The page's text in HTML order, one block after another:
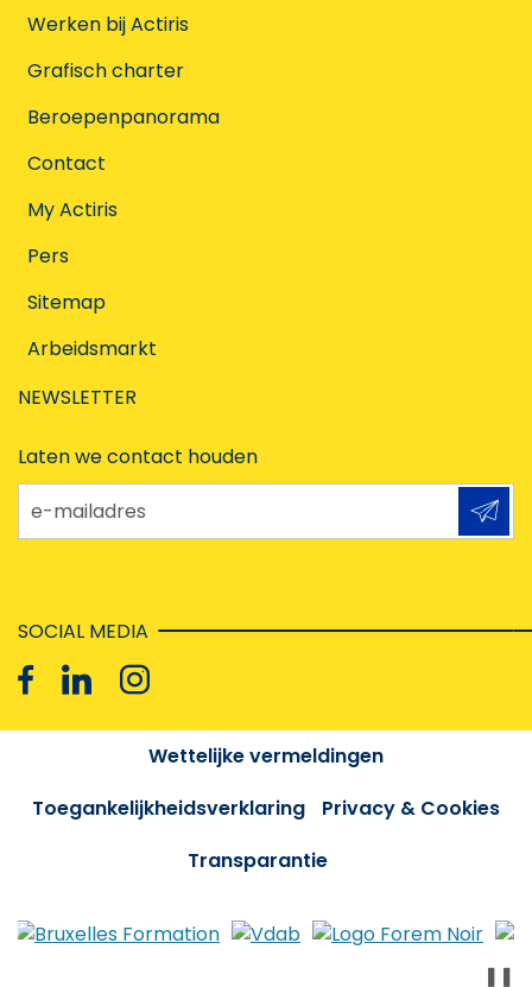
Werken bij Actiris
Grafisch charter
Beroepenpanorama
Contact
My Actiris
Pers
Sitemap
Arbeidsmarkt
NEWSLETTER
Laten we contact houden
e-mailadres
SOCIAL MEDIA
Wettelijke vermeldingen
Toegankelijkheidsverklaring
Privacy & Cookies
Transparantie
❚❚